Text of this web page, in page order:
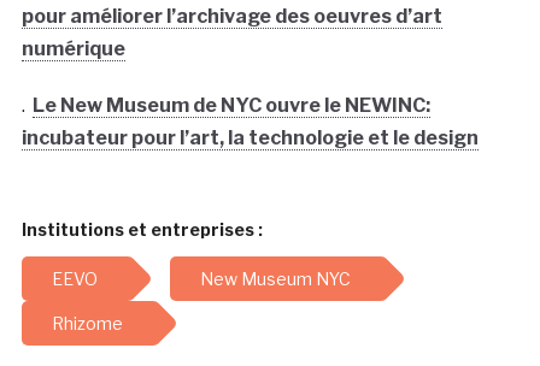
pour améliorer l’archivage des oeuvres d’art
numérique
. Le New Museum de NYC ouvre le NEWINC:
incubateur pour l’art, la technologie et le design
Institutions et entreprises :
EEVO New Museum NYC
Rhizome